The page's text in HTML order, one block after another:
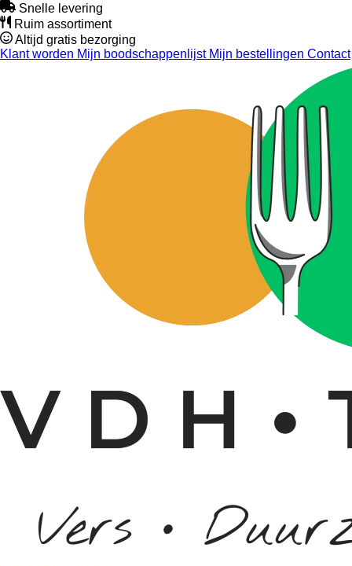
Snelle levering
Ruim assortiment
Altijd gratis bezorging
Klant worden Mijn boodschappenlijstMijn bestellingen Contact